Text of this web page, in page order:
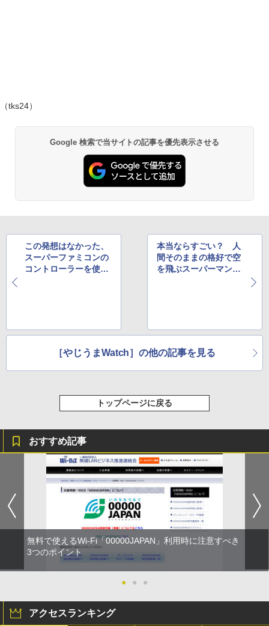
（tks24）
Google 検索で当サイトの記事を優先表示させる
この発想はなかった、
スーパーファミコンの
コントローラーを使っ
本当ならすごい？ 人
間そのままの格好で空
を飛ぶスーパーマンの
［やじうまWatch］の他の記事を見る
トップページに戻る
おすすめ記事
無料で使えるWi-Fi「00000JAPAN」利用時に注意すべき
3つのポイント
● ● ●
アクセスランキング